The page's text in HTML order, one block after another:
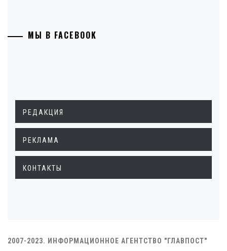
МЫ В FACEBOOK
РЕДАКЦИЯ
РЕКЛАМА
КОНТАКТЫ
2007-2023. ИНФОРМАЦИОННОЕ АГЕНТСТВО "ГЛАВПОСТ"